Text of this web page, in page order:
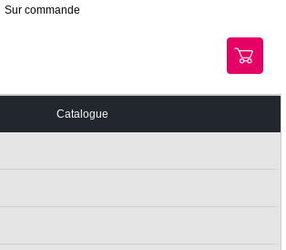
Sur commande
Catalogue